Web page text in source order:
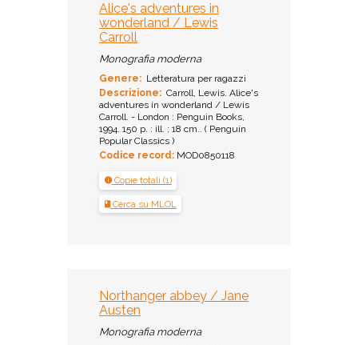
Alice's adventures in
wonderland / Lewis
Carroll
Monografia moderna
Genere: Letteratura per ragazzi
Descrizione: Carroll, Lewis. Alice's
adventures in wonderland / Lewis
Carroll. - London : Penguin Books,
1994. 150 p. : ill. ; 18 cm.. ( Penguin
Popular Classics )
Codice record: MOD0850118
Copie totali (1)
Cerca su MLOL
Northanger abbey / Jane
Austen
Monografia moderna